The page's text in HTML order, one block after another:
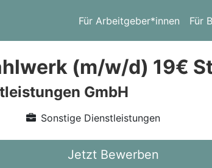
Für Arbeitgeber*innen Für
(m/w/d) 19€
GmbH
Sonstige Dienstleistungen
Jetzt Bewerben